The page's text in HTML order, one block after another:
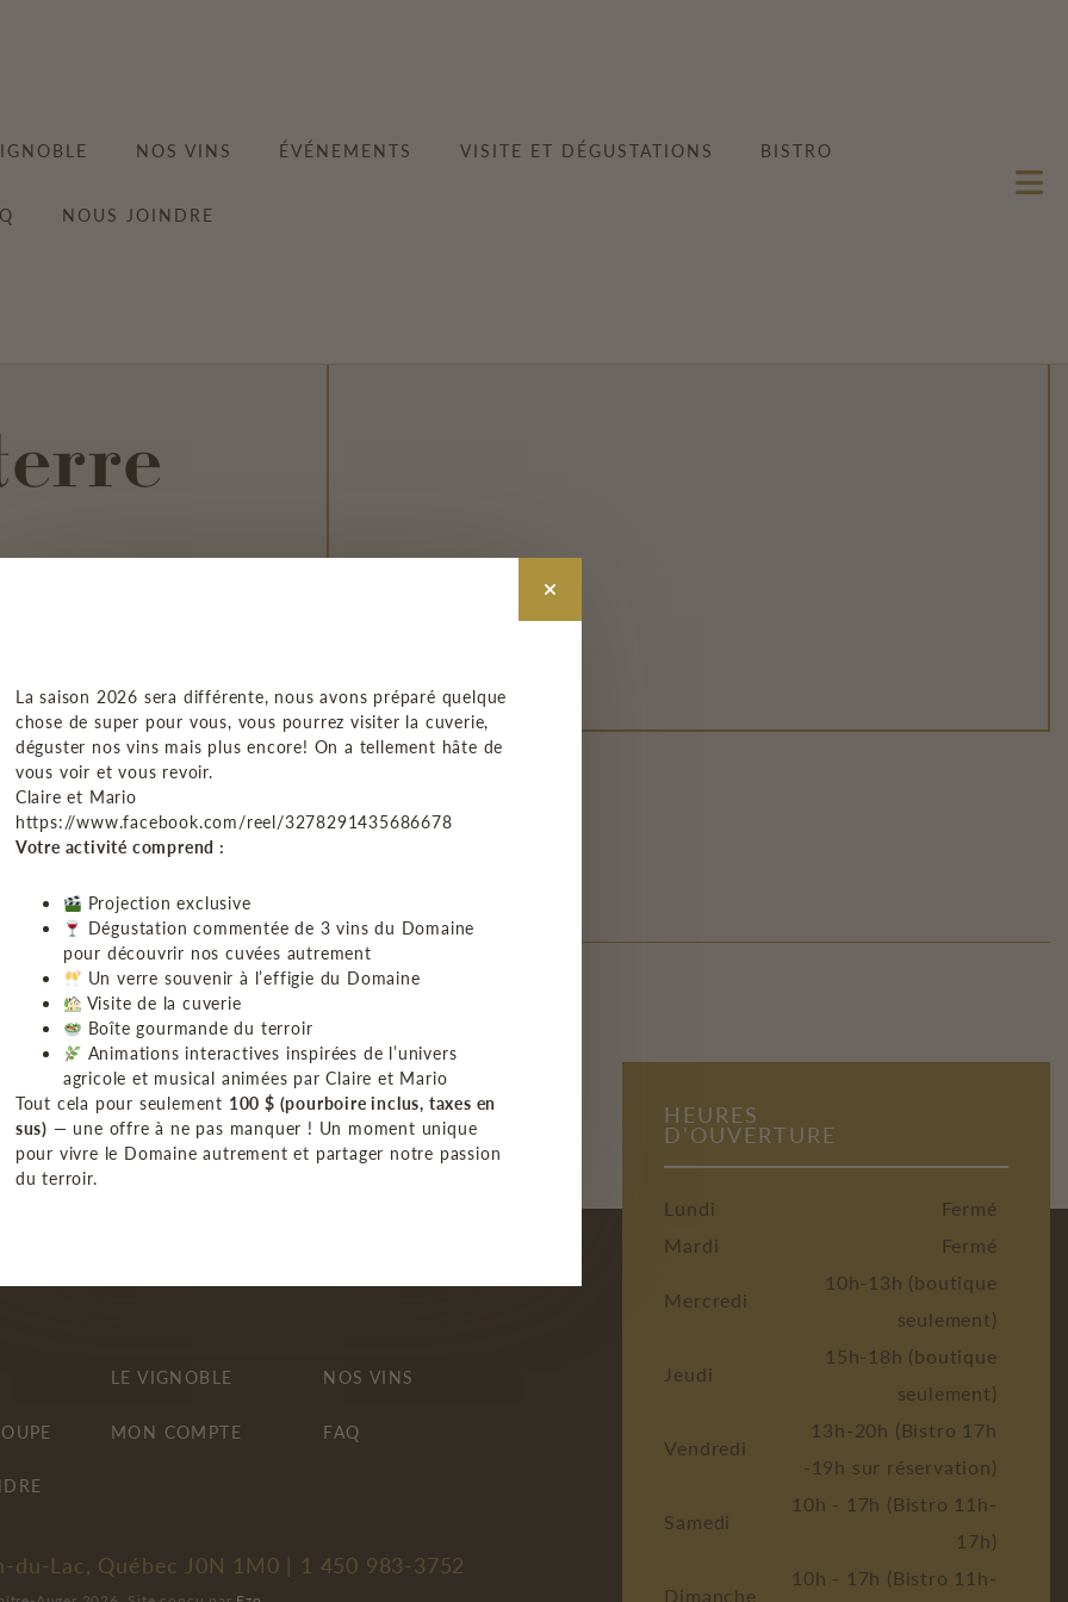
NOS VINS ÉVÉNEMENTS VISITE ET DÉGUSTATIONS BISTRO
NOUS JOINDRE
nouvelles
M'INSCRIRE
LE VIGNOBLE NOS VINS
MON COMPTE FAQ
du-Lac, Québec J0N 1M0 | 1 450 983-3752
HEURES
D'OUVERTURE
Lundi
Fermé
Mardi
Fermé
Mercredi
10h-13h (boutique
seulement)
Jeudi
15h-18h (boutique
seulement)
Vendredi
13h-20h (Bistro 17h
-19h sur réservation)
Samedi
10h - 17h (Bistro 11h-
17h)
Dimanche
10h - 17h (Bistro 11h-
La saison 2026 sera différente, nous avons préparé quelque
chose de super pour vous, vous pourrez visiter la cuverie,
déguster nos vins mais plus encore! On a tellement hâte de
vous voir et vous revoir.
Claire et Mario
https://www.facebook.com/reel/3278291435686678
Votre activité comprend :
Projection exclusive
Dégustation commentée de 3 vins du Domaine
pour découvrir nos cuvées autrement
Un verre souvenir à l’effigie du Domaine
Visite de la cuverie
Boîte gourmande du terroir
Animations interactives inspirées de l’univers
agricole et musical animées par Claire et Mario
Tout cela pour seulement 100 $ (pourboire inclus, taxes en
sus) — une offre à ne pas manquer ! Un moment unique
pour vivre le Domaine autrement et partager notre passion
du terroir.